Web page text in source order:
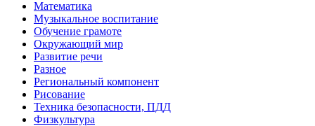
Математика
Музыкальное воспитание
Обучение грамоте
Окружающий мир
Развитие речи
Разное
Региональный компонент
Рисование
Техника безопасности, ПДД
Физкультура